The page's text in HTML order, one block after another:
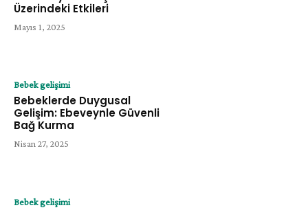
Üzerindeki Etkileri
Mayıs 1, 2025
Bebek gelişimi
Bebeklerde Duygusal
Gelişim: Ebeveynle Güvenli
Bağ Kurma
Nisan 27, 2025
Bebek gelişimi